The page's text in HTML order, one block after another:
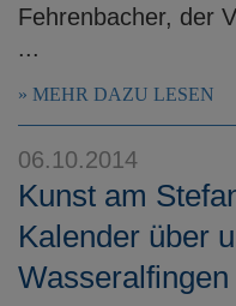
Fehrenbacher, der
...
MEHR DAZU LESEN
06.10.2014
Kunst am
Kalender über
Wasseralfingen